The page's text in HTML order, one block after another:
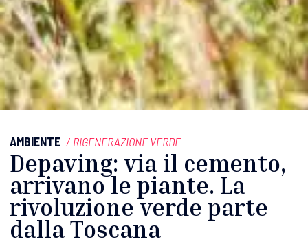
AMBIENTE / RIGENERAZIONE VERDE
Depaving: via il cemento,
arrivano le piante. La
rivoluzione verde parte
dalla Toscana